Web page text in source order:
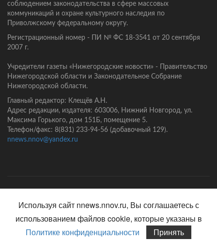
соблюдением законодательства в сфере массовых
коммуникаций и охране культурного наследия по
Приволжскому федеральному округу.
Регистрационный номер - ПИ № ФС 18-3541 от 20 сентября
2007 г.
Учредители газеты «Нижегородские новости» - Правительство
Нижегородской области и Законодательное Собрание
Нижегородской области.
Главный редактор: Клещёв А.Н.
Адрес редакции, издателя: 603006, Нижний Новгород, ул.
Максима Горького, дом 151Б, помещение 5.
Телефон/факс: 8(831) 233-94-56 (добавочный 129).
nnews.nnov@yandex.ru
Используя сайт nnews.nnov.ru, Вы соглашаетесь с
использованием файлов cookie, которые указаны в
Политике конфиденциальности
Принять